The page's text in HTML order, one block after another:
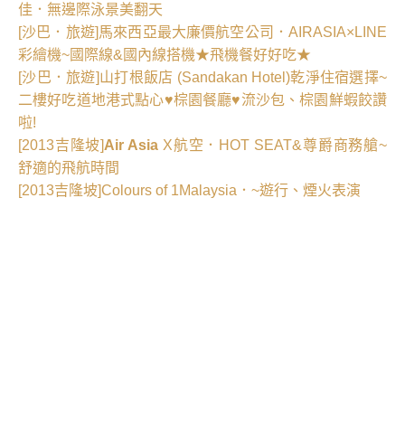
佳．無邊際泳景美翻天
[沙巴．旅遊]馬來西亞最大廉價航空公司．AIRASIA×LINE
彩繪機~國際線&國內線搭機★飛機餐好好吃★
[沙巴．旅遊]山打根飯店 (Sandakan Hotel)乾淨住宿選擇~
二樓好吃道地港式點心♥棕園餐廳♥流沙包、棕園鮮蝦餃讚
啦!
[2013吉隆坡]Air Asia X航空．HOT SEAT&尊爵商務艙~
舒適的飛航時間
[2013吉隆坡]Colours of 1Malaysia．~遊行、煙火表演